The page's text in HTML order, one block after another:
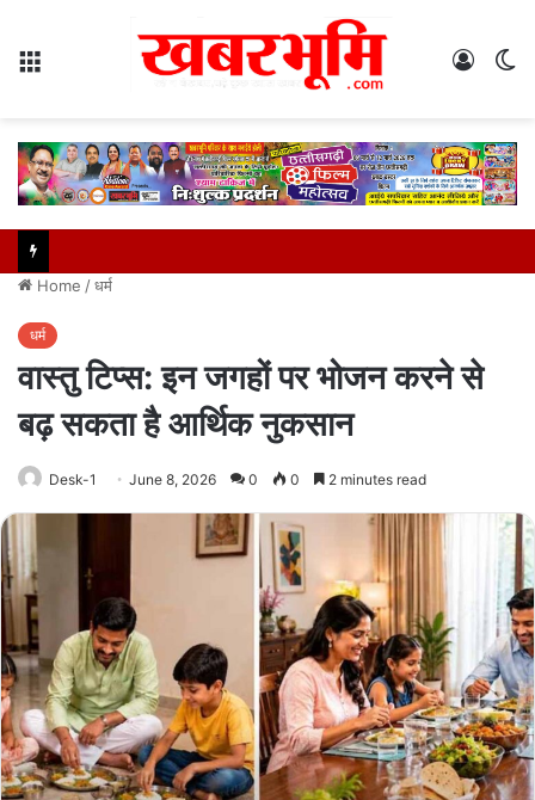
Log
Home /धर्म
धर्म
वास्तु टिप्स: इन जगहों पर भोजन करने से
बढ़ सकता है आर्थिक नुकसान
Desk-1 June 8, 2026 0 0 2 minutes read